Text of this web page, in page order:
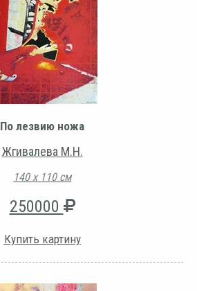
По лезвию ножа
Жгивалева М.Н.
140 х 110 см
250000
Купить картину